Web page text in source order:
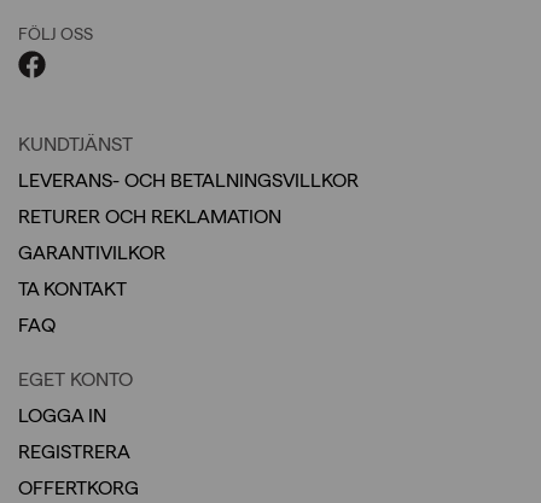
FÖLJ OSS
KUNDTJÄNST
LEVERANS- OCH BETALNINGSVILLKOR
RETURER OCH REKLAMATION
GARANTIVILKOR
TA KONTAKT
FAQ
EGET KONTO
LOGGA IN
REGISTRERA
OFFERTKORG